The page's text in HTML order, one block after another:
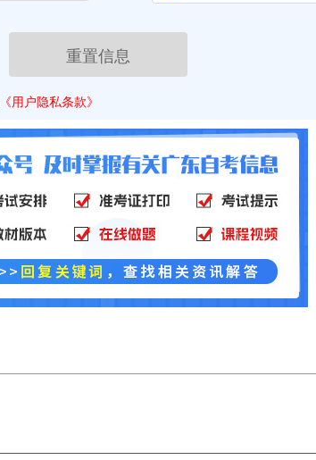
重置信息
《用户隐私条款》